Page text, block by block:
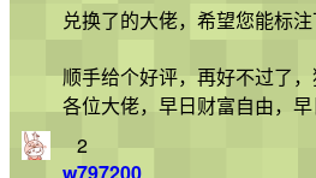
兑换了的大佬，希望您能标
顺手给个好评，再好不过了
各位大佬，早日财富自由，
2